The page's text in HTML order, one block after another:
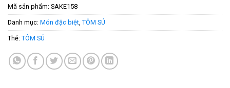
Mã sản phẩm: SAKE158
Danh mục: Món đặc biệt TÔM SÚ
Thẻ: TÔM SÚ